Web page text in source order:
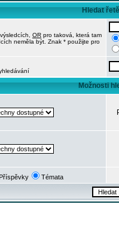
Hledat
OR pro taková, která tam
neměla být. Znak * použijte pro
Možnosti
Příspěvky Témata